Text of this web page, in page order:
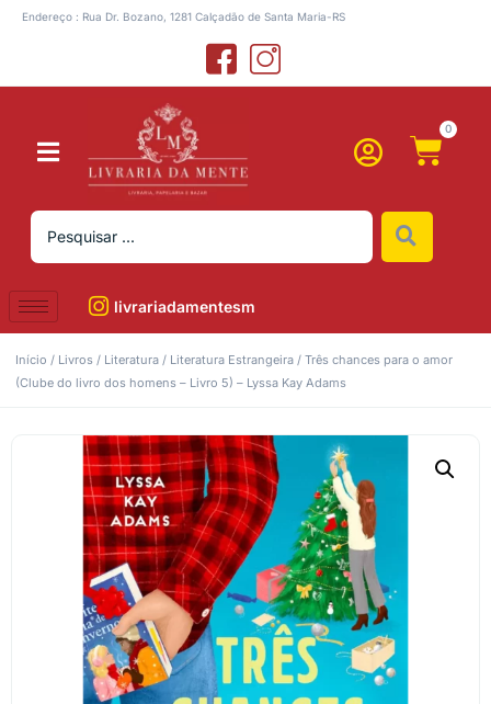
Endereço : Rua Dr. Bozano, 1281 Calçadão de Santa Maria-RS
0
livrariadamentesm
Início / Livros / Literatura / Literatura Estrangeira / Três chances para o amor
(Clube do livro dos homens – Livro 5) – Lyssa Kay Adams